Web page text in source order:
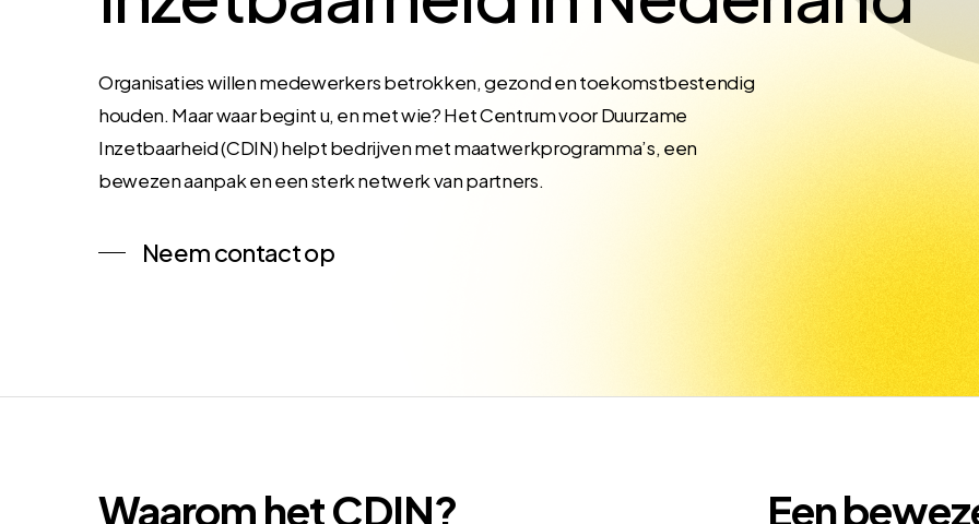
Organisaties willen medewerkers betrokken, gezond en toekomstbestendig
houden. Maar waar begint u, en met wie? Het Centrum voor Duurzame
Inzetbaarheid (CDIN) helpt bedrijven met maatwerkprogramma’s, een
bewezen aanpak en een sterk netwerk van partners.
Neem contact op
Waarom het CDIN?
Een